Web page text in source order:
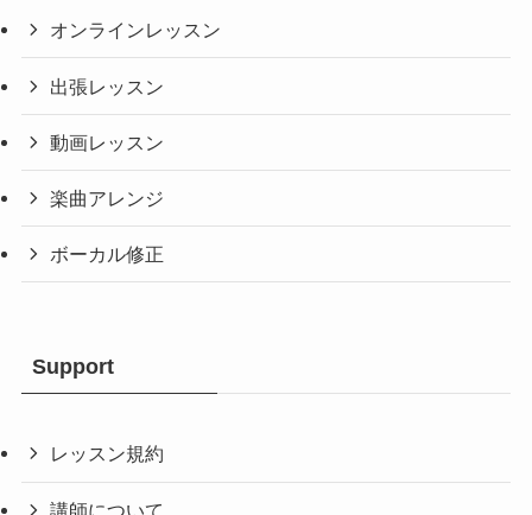
オンラインレッスン
出張レッスン
動画レッスン
楽曲アレンジ
ボーカル修正
Support
レッスン規約
講師について